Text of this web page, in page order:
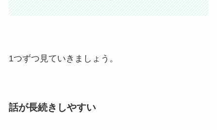
1つずつ見ていきましょう。
話が長続きしやすい